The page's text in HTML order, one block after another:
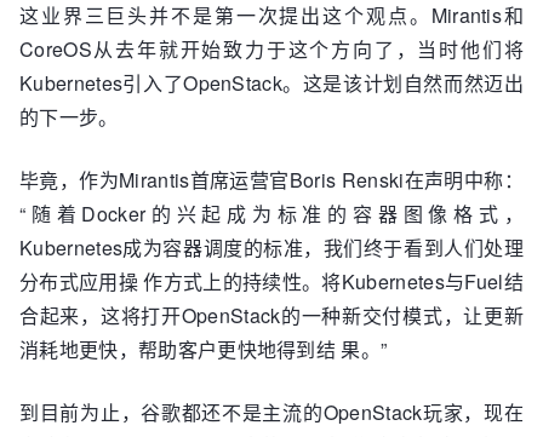
这业界三巨头并不是第一次提出这个观点。Mirantis和
CoreOS从去年就开始致力于这个方向了，当时他们将
Kubernetes引入了OpenStack。这是该计划自然而然迈出
的下一步。
毕竟，作为Mirantis首席运营官Boris Renski在声明中称：
“随着Docker的兴起成为标准的容器图像格式，
Kubernetes成为容器调度的标准，我们终于看到人们处理
分布式应用操 作方式上的持续性。将Kubernetes与Fuel结
合起来，这将打开OpenStack的一种新交付模式，让更新
消耗地更快，帮助客户更快地得到结 果。”
到目前为止，谷歌都还不是主流的OpenStack玩家，现在